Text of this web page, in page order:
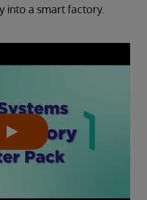
into a smart factory.